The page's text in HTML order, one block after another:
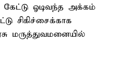
ஓடிவந்த அக்கம்
சிகிச்சைக்காக
மருத்துவமனையில்